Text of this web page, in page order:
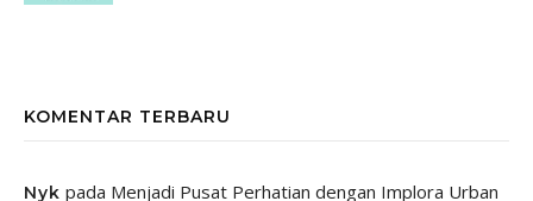
KOMENTAR TERBARU
Nyk pada Menjadi Pusat Perhatian dengan Implora Urban